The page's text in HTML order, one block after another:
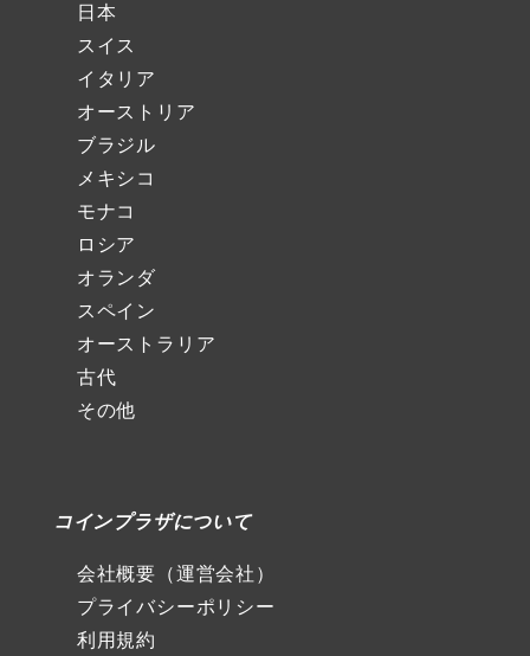
日本
スイス
イタリア
オーストリア
ブラジル
メキシコ
モナコ
ロシア
オランダ
スペイン
オーストラリア
古代
その他
コインプラザについて
会社概要（運営会社）
プライバシーポリシー
利用規約